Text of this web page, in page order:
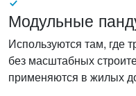
Модульные
Используются там, где
без масштабных
применяются в жилых